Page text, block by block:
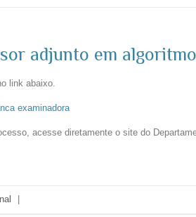
adjunto em
link abaixo.
examinadora
acesse diretamente o site do
|